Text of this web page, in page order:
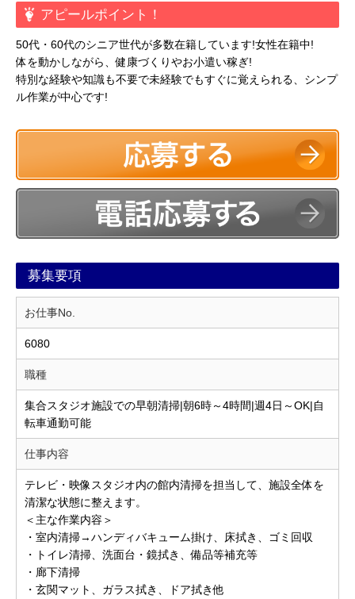
アピールポイント！
50代・60代のシニア世代が多数在籍しています!女性在籍中!
体を動かしながら、健康づくりやお小遣い稼ぎ!
特別な経験や知識も不要で未経験でもすぐに覚えられる、シンプ
ル作業が中心です!
募集要項
お仕事No.
6080
職種
集合スタジオ施設での早朝清掃|朝6時～4時間|週4日～OK|自
転車通勤可能
仕事内容
テレビ・映像スタジオ内の館内清掃を担当して、施設全体を
清潔な状態に整えます。
＜主な作業内容＞
・室内清掃→ハンディバキューム掛け、床拭き、ゴミ回収
・トイレ清掃、洗面台・鏡拭き、備品等補充等
・廊下清掃
・玄関マット、ガラス拭き、ドア拭き他